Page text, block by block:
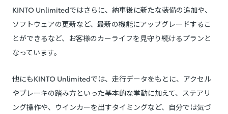
KINTO Unlimitedではさらに、納車後に新たな装備の追加や、
ソフトウェアの更新など、最新の機能にアップグレードするこ
とができるなど、お客様のカーライフを見守り続けるプランと
なっています。
他にもKINTO Unlimitedでは、走行データをもとに、アクセル
やブレーキの踏み方といった基本的な挙動に加えて、ステアリ
ング操作や、ウインカーを出すタイミングなど、自分では気づ